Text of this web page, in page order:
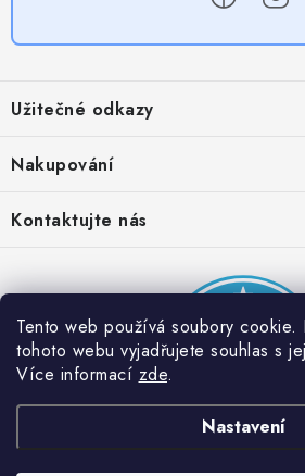
Tento web používá soubory cookie.
tohoto webu vyjadřujete souhlas s
Více informací zde.
Nastavení
p
a
Užitečné odkazy
Provizní systém
Partner stránek: Super plecháček
Nakupování
Podmínky akce 2 + 1 zdarma
Kontaktujte nás